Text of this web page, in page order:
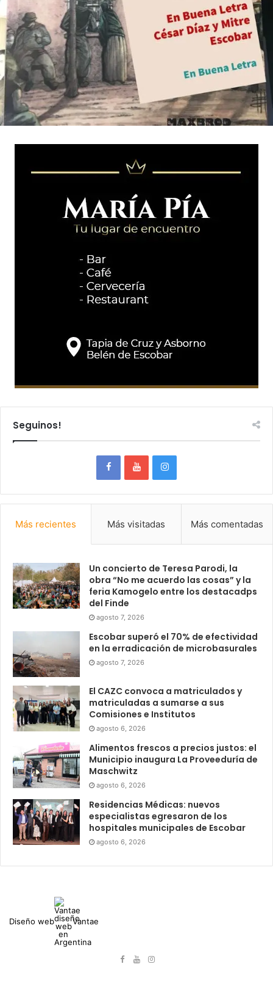
Seguinos!
Más recientes Más visitadas Más comentadas
Un concierto de Teresa Parodi, la
obra “No me acuerdo las cosas” y la
feria Kamogelo entre los destacadps
del Finde
agosto 7, 2026
Escobar superó el 70% de efectividad
en la erradicación de microbasurales
agosto 7, 2026
El CAZC convoca a matriculados y
matriculadas a sumarse a sus
Comisiones e Institutos
agosto 6, 2026
Alimentos frescos a precios justos: el
Municipio inaugura La Proveeduría de
Maschwitz
agosto 6, 2026
Residencias Médicas: nuevos
especialistas egresaron de los
hospitales municipales de Escobar
agosto 6, 2026
Diseño web Vantae